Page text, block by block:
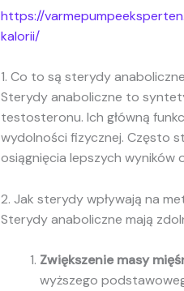
https://
kalorii/
1. Co to są sterydy
Sterydy anaboliczne to
testosteronu. Ich główną
wydolności fizycznej. Często
osiągnięcia lepszych
2. Jak sterydy wpływają na
Sterydy anaboliczne mają
Zwiększenie masy
wyższego